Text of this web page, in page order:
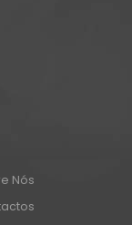
Nós